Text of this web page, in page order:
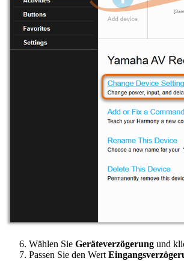
Wählen Sie Geräteverzögerung und
Passen Sie den Wert